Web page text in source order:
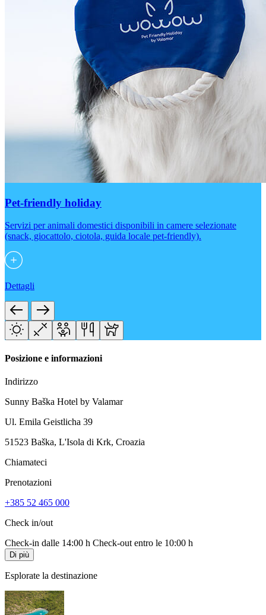
Pet-friendly holiday
Servizi per animali domestici disponibili in camere selezionate
(snack, giocattolo, ciotola, guida locale pet-friendly).
Dettagli
Posizione e informazioni
Indirizzo
Sunny Baška Hotel by Valamar
Ul. Emila Geistlicha 39
51523 Baška, L'Isola di Krk, Croazia
Chiamateci
Prenotazioni
+385 52 465 000
Check in/out
Check-in dalle 14:00 h Check-out entro le 10:00 h
Di più
Esplorate la destinazione